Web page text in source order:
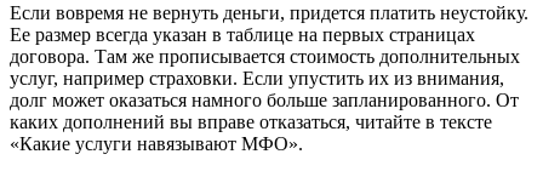
Если вовремя не вернуть деньги, придется платить неустойку.
Ее размер всегда указан в таблице на первых страницах
договора. Там же прописывается стоимость дополнительных
услуг, например страховки. Если упустить их из внимания,
долг может оказаться намного больше запланированного. От
каких дополнений вы вправе отказаться, читайте в тексте
«Какие услуги навязывают МФО».